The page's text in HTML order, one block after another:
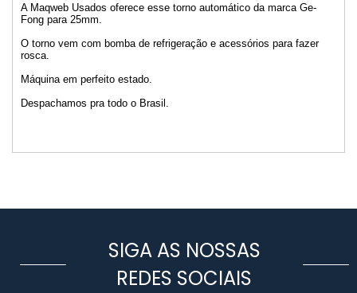
A Maqweb Usados oferece esse torno automático da marca Ge-
Fong para 25mm.
O torno vem com bomba de refrigeração e acessórios para fazer
rosca.
Máquina em perfeito estado.
Despachamos pra todo o Brasil.
SIGA AS NOSSAS
REDES SOCIAIS